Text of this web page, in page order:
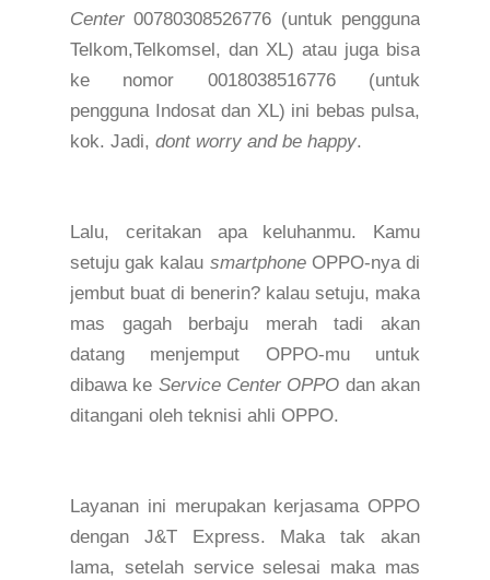
Center 00780308526776 (untuk pengguna
Telkom,Telkomsel, dan XL) atau juga bisa
ke nomor 0018038516776 (untuk
pengguna Indosat dan XL) ini bebas pulsa,
kok. Jadi, dont worry and be happy.
Lalu, ceritakan apa keluhanmu. Kamu
setuju gak kalau smartphoneOPPO-nya di
jembut buat di benerin? kalau setuju, maka
mas gagah berbaju merah tadi akan
datang menjemput OPPO-mu untuk
dibawa ke Service Center OPPO dan akan
ditangani oleh teknisi ahli OPPO.
Layanan ini merupakan kerjasama OPPO
dengan J&T Express. Maka tak akan
lama, setelah service selesai maka mas